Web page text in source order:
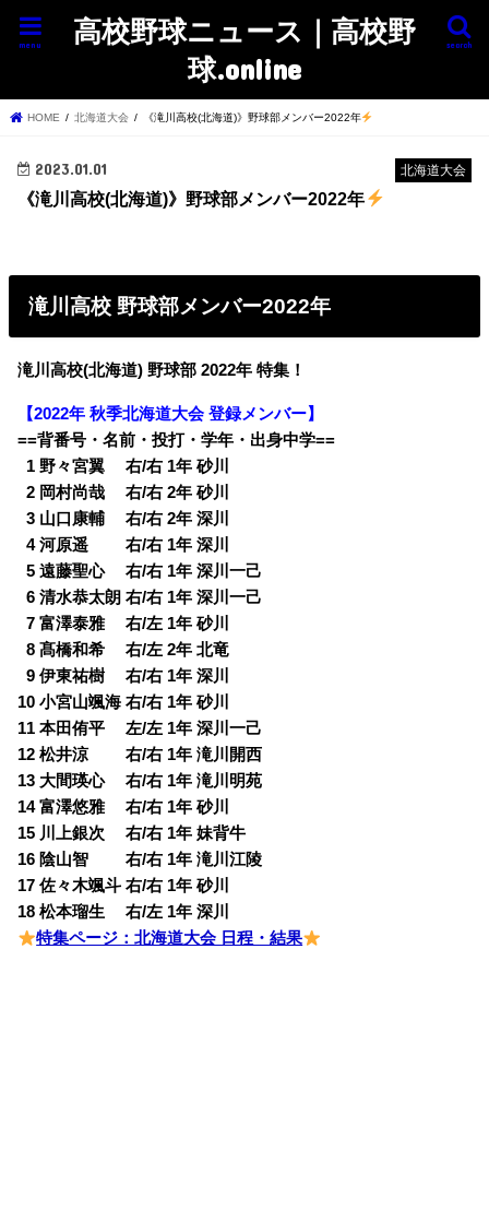
高校野球ニュース｜高校野
球.online
search
menu
HOME 北海道大会 《滝川高校(北海道)》野球部メンバー2022年
北海道大会
2023.01.01
《滝川高校(北海道)》野球部メンバー2022年
滝川高校 野球部メンバー2022年
滝川高校(北海道) 野球部 2022年 特集！
【2022年 秋季北海道大会 登録メンバー】
==背番号・名前・投打・学年・出身中学==
1 野々宮翼 右/右 1年 砂川
02 岡村尚哉 右/右 2年 砂川
03 山口康輔 右/右 2年 深川
04 河原遥 右/右 1年 深川
05 遠藤聖心 右/右 1年 深川一己
06 清水恭太朗 右/右 1年 深川一己
07 富澤泰雅 右/左 1年 砂川
08 髙橋和希 右/左 2年 北竜
09 伊東祐樹 右/右 1年 深川
10 小宮山颯海 右/右 1年 砂川
11 本田侑平 左/左 1年 深川一己
12 松井涼 右/右 1年 滝川開西
13 大間瑛心 右/右 1年 滝川明苑
14 富澤悠雅 右/右 1年 砂川
15 川上銀次 右/右 1年 妹背牛
16 陰山智 右/右 1年 滝川江陵
17 佐々木颯斗 右/右 1年 砂川
18 松本瑠生 右/左 1年 深川
特集ページ：北海道大会 日程・結果